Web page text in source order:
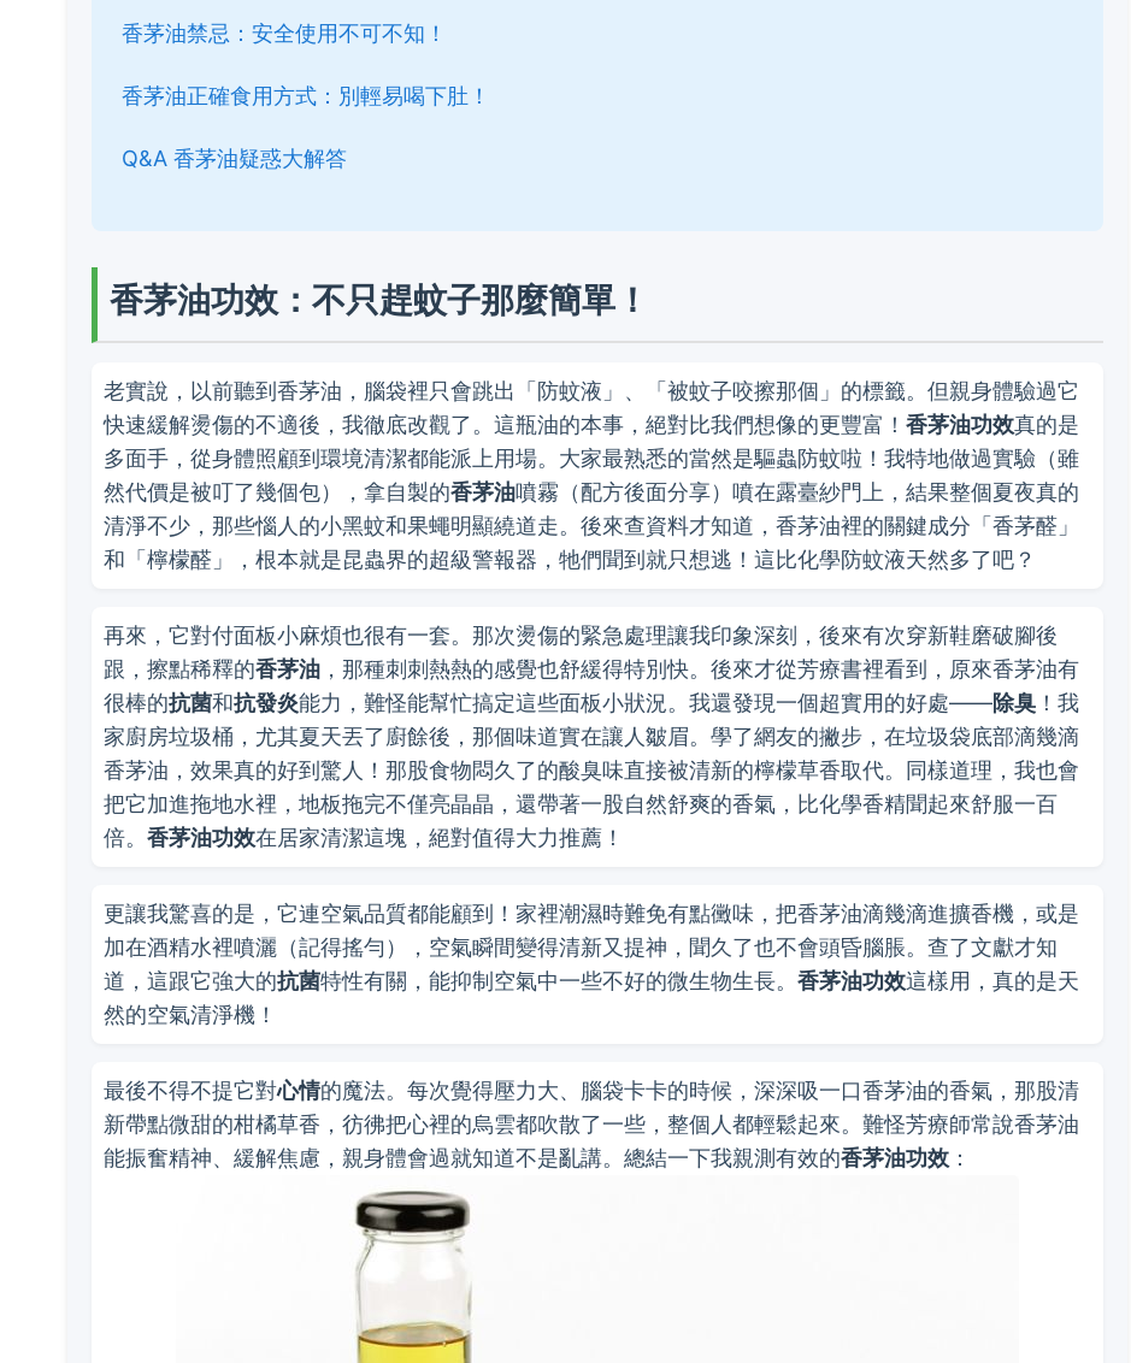
香茅油禁忌：安全使用不可不知！
香茅油正確食用方式：別輕易喝下肚！
Q&A 香茅油疑惑大解答
香茅油功效：不只趕蚊子那麼簡單！
老實說，以前聽到香茅油，腦袋裡只會跳出「防蚊液」、「被蚊子咬擦那個」的標籤。但親身體驗過它
快速緩解燙傷的不適後，我徹底改觀了。這瓶油的本事，絕對比我們想像的更豐富！ 香茅油功效真的是
多面手，從身體照顧到環境清潔都能派上用場。大家最熟悉的當然是驅蟲防蚊啦！我特地做過實驗（雖
然代價是被叮了幾個包），拿自製的香茅油噴霧（配方後面分享）噴在露臺紗門上，結果整個夏夜真的
清淨不少，那些惱人的小黑蚊和果蠅明顯繞道走。後來查資料才知道，香茅油裡的關鍵成分「香茅醛」
和「檸檬醛」，根本就是昆蟲界的超級警報器，牠們聞到就只想逃！這比化學防蚊液天然多了吧？
再來，它對付面板小麻煩也很有一套。那次燙傷的緊急處理讓我印象深刻，後來有次穿新鞋磨破腳後
跟，擦點稀釋的香茅油 ，那種刺刺熱熱的感覺也舒緩得特別快。後來才從芳療書裡看到，原來香茅油有
很棒的抗菌和抗發炎能力，難怪能幫忙搞定這些面板小狀況。我還發現一個超實用的好處——除臭 ！我
家廚房垃圾桶，尤其夏天丟了廚餘後，那個味道實在讓人皺眉。學了網友的撇步，在垃圾袋底部滴幾滴
香茅油，效果真的好到驚人！那股食物悶久了的酸臭味直接被清新的檸檬草香取代。同樣道理，我也會
把它加進拖地水裡，地板拖完不僅亮晶晶，還帶著一股自然舒爽的香氣，比化學香精聞起來舒服一百
倍。 香茅油功效在居家清潔這塊，絕對值得大力推薦！
更讓我驚喜的是，它連空氣品質都能顧到！家裡潮濕時難免有點黴味，把香茅油滴幾滴進擴香機，或是
加在酒精水裡噴灑（記得搖勻），空氣瞬間變得清新又提神，聞久了也不會頭昏腦脹。查了文獻才知
道，這跟它強大的抗菌特性有關，能抑制空氣中一些不好的微生物生長。 香茅油功效這樣用，真的是天
然的空氣清淨機！
最後不得不提它對心情的魔法。每次覺得壓力大、腦袋卡卡的時候，深深吸一口香茅油的香氣，那股清
新帶點微甜的柑橘草香，彷彿把心裡的烏雲都吹散了一些，整個人都輕鬆起來。難怪芳療師常說香茅油
能振奮精神、緩解焦慮，親身體會過就知道不是亂講。總結一下我親測有效的香茅油功效 ：